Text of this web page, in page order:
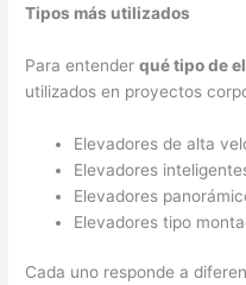
Tipos más utilizados
Para entenderqué tipo de
utilizados en proyectos
Elevadores de alta
Elevadores
Elevadores
Elevadores tipo
Cada uno responde a